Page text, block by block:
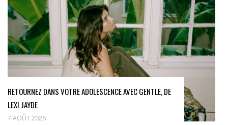
RETOURNEZ DANS VOTRE ADOLESCENCE AVEC GENTLE, DE
LEXI JAYDE
7 AOÛT 2026